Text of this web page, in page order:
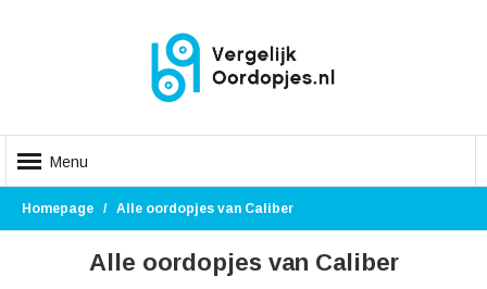
Menu
Homepage Alle oordopjes van Caliber
Alle oordopjes van Caliber